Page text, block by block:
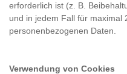
erforderlich ist (z. B.
und in jedem Fall für maximal
personenbezogenen Daten.
Verwendung von Cookies